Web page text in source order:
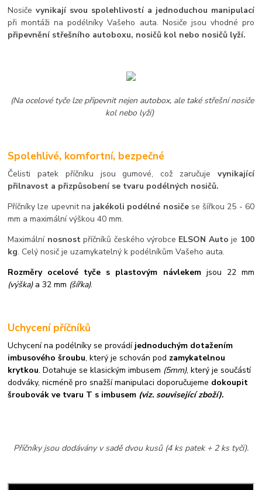
Nosičevynikají svou spolehlivostí a jednoduchou manipulací
při montáži na podélníky Vašeho auta. Nosiče jsou vhodné pro
připevnění střešního autoboxu, nosičů kol nebo nosičů lyží.
(Na ocelové tyče lze připevnit nejen autobox, ale také střešní nosiče
kol nebo lyží)
Spolehlivé, komfortní, bezpečné
Čelisti patek příčníku jsou gumové, což zaručuje vynikající
přilnavost a přizpůsobení se tvaru podélných nosičů.
Příčníky lze upevnit na jakékoli podélné nosičese šířkou 25 - 60
mm a maximální výškou 40 mm.
Maximální nosnostpříčníků českého výrobce ELSON Autoje 100
kg. Celý nosič je uzamykatelný k podélníkům Vašeho auta.
Rozměry ocelové tyče s plastovým návlekemjsou 22 mm
(výška)a 32 mm (šířka).
Uchycení příčníků
Uchycení na podélníky se provádí jednoduchým dotažením
imbusového šroubu, který je schován pod zamykatelnou
krytkou. Dotahuje se klasickým imbusem (5mm), který je součástí
dodváky, nicméně pro snažší manipulaci doporučujeme dokoupit
šroubovák ve tvaru T s imbusem (viz. související zboží).
Příčníky jsou dodávány v sadě dvou kusů (4 ks patek + 2 ks tyčí).